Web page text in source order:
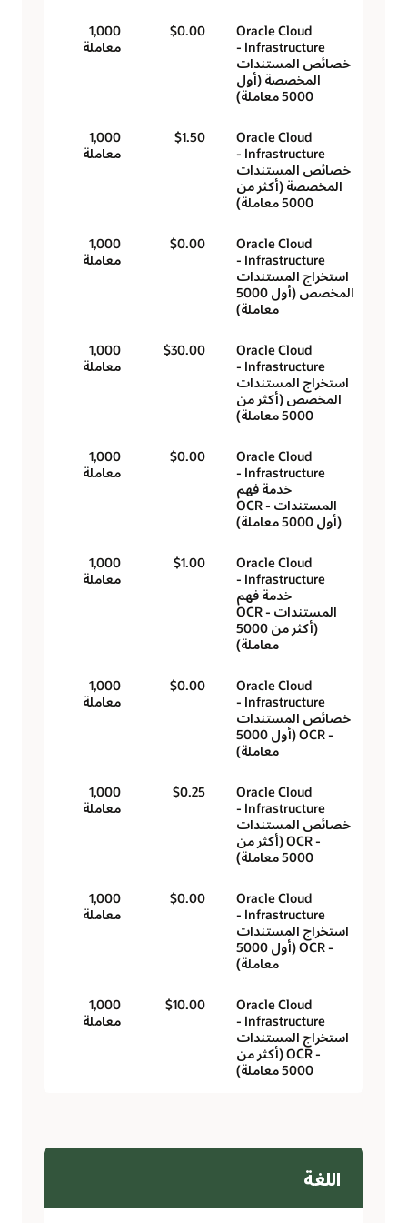
Oracle Cloud
Infrastructure -
خصائص المستندات
المخصصة (أول
5000 معاملة)
$0.00
1,000
معاملة
Oracle Cloud
Infrastructure -
خصائص المستندات
المخصصة (أكثر من
5000 معاملة)
$1.50
1,000
معاملة
Oracle Cloud
Infrastructure -
استخراج المستندات
المخصص (أول 5000
معاملة)
$0.00
1,000
معاملة
Oracle Cloud
Infrastructure -
استخراج المستندات
المخصص (أكثر من
5000 معاملة)
$30.00
1,000
معاملة
Oracle Cloud
Infrastructure -
خدمة فهم
المستندات - OCR
(أول 5000 معاملة)
$0.00
1,000
معاملة
Oracle Cloud
Infrastructure -
خدمة فهم
المستندات - OCR
(أكثر من 5000
معاملة)
$1.00
1,000
معاملة
Oracle Cloud
Infrastructure -
خصائص المستندات
- OCR (أول 5000
معاملة)
$0.00
1,000
معاملة
Oracle Cloud
Infrastructure -
خصائص المستندات
- OCR (أكثر من
5000 معاملة)
$0.25
1,000
معاملة
Oracle Cloud
Infrastructure -
استخراج المستندات
- OCR (أول 5000
معاملة)
$0.00
1,000
معاملة
Oracle Cloud
Infrastructure -
استخراج المستندات
- OCR (أكثر من
5000 معاملة)
$10.00
1,000
معاملة
اللغة